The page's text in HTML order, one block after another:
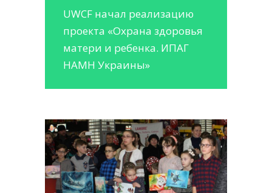
UWCF начал реализацию
проекта «Охрана здоровья
матери и ребенка. ИПАГ
НАМН Украины»